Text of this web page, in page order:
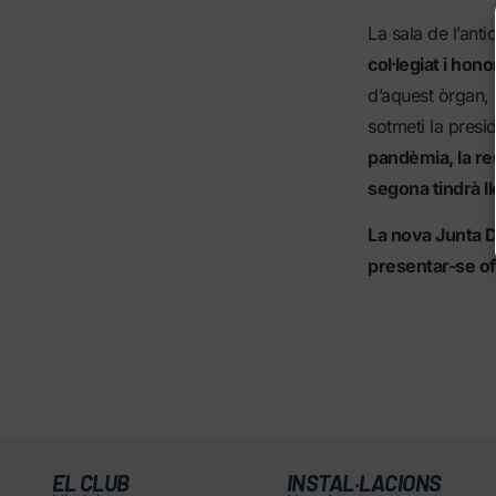
La sala de
col·legiat i
d’aquest
sotmeti la
pandèmia, la
segona tindrà
La nova Junta
presentar-se
EL CLUB INSTAL·LACIONS